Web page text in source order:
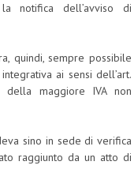
notifica dell’avviso di
quindi, sempre possibile
ai sensi dell’art.
maggiore IVA non
sino in sede di verifica
raggiunto da un atto di